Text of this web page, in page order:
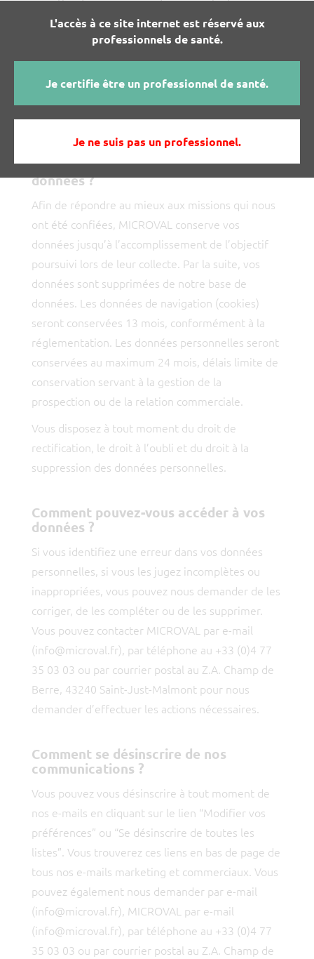
L'accès à ce site internet est réservé aux
professionnels de santé.
Je certifie être un professionnel de santé.
Je ne suis pas un professionnel.
www.microval.fr.
Ces données sont stockées dans des serveurs
sécurisés à Paris, FRANCE.
Ces mesures ont pour objectif de diminuer au
données. Toutefois, le risque zéro n’existe pas.
Combien de temps sont conservées vos
données ?
Afin de répondre au mieux aux missions qui nous
ont été confiées, MICROVAL conserve vos
données jusqu’à l’accomplissement de l’objectif
poursuivi lors de leur collecte. Par la suite, vos
données sont supprimées de notre base de
données. Les données de navigation (cookies)
seront conservées 13 mois, conformément à la
réglementation. Les données personnelles seront
conservées au maximum 24 mois, délais limite de
conservation servant à la gestion de la
prospection ou de la relation commerciale.
Vous disposez à tout moment du droit de
rectification, le droit à l’oubli et du droit à la
suppression des données personnelles.
Comment pouvez-vous accéder à vos
données ?
Si vous identifiez une erreur dans vos données
personnelles, si vous les jugez incomplètes ou
inappropriées, vous pouvez nous demander de les
corriger, de les compléter ou de les supprimer.
Vous pouvez contacter MICROVAL par e-mail
(info@microval.fr), par téléphone au +33 (0)4 77
35 03 03 ou par courrier postal au Z.A. Champ de
Berre, 43240 Saint-Just-Malmont pour nous
demander d’effectuer les actions nécessaires.
Comment se désinscrire de nos
communications ?
Vous pouvez vous désinscrire à tout moment de
nos e-mails en cliquant sur le lien “Modifier vos
préférences” ou “Se désinscrire de toutes les
listes”. Vous trouverez ces liens en bas de page de
tous nos e-mails marketing et commerciaux. Vous
pouvez également nous demander par e-mail
(info@microval.fr), MICROVAL par e-mail
(info@microval.fr), par téléphone au +33 (0)4 77
35 03 03 ou par courrier postal au Z.A. Champ de